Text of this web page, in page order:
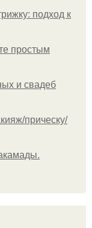
подход к
простым
и свадеб
прическу/